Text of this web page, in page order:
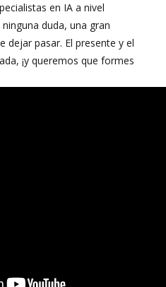
en IA a nivel
duda, una gran
dejar pasar. El presente y el
¡y queremos que formes